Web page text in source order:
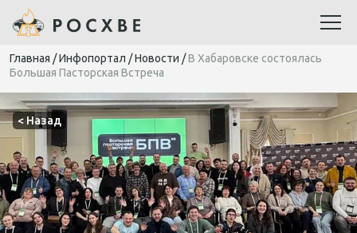
Главная /Инфопортал /Новости /В Хабаровске состоялась
Большая Пасторская Встреча
< Назад